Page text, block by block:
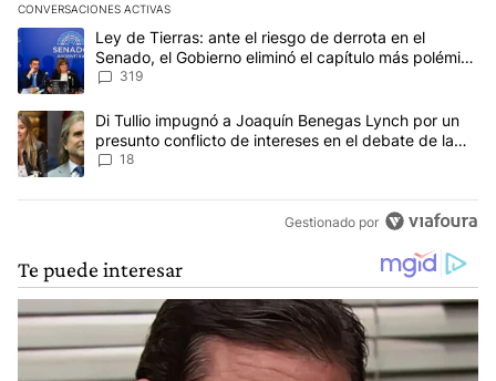
CONVERSACIONES ACTIVAS
Este listado muestra los artículos con más comentarios en los
Un artículo de tendencia con el título "Ley de Tierras: ante el
Ley de Tierras: ante el riesgo de derrota en el
Senado, el Gobierno eliminó el capítulo más polémico
del proyecto
319
Un artículo de tendencia con el título "Di Tullio impugnó a
Di Tullio impugnó a Joaquín Benegas Lynch por un
presunto conflicto de intereses en el debate de la
Ley de Tierras
18
Gestionado por